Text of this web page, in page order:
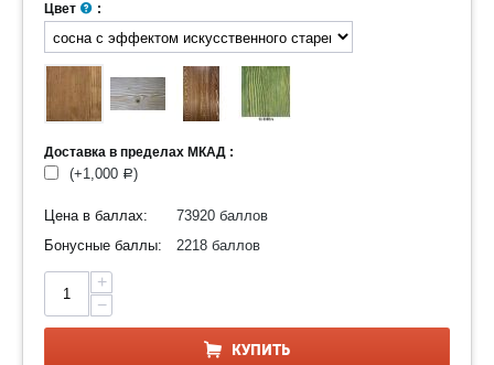
Цвет :
Доставка в пределах МКАД :
(+1,000 Р)
Цена в баллах:
73920 баллов
Бонусные баллы:
2218 баллов
+
−
КУПИТЬ